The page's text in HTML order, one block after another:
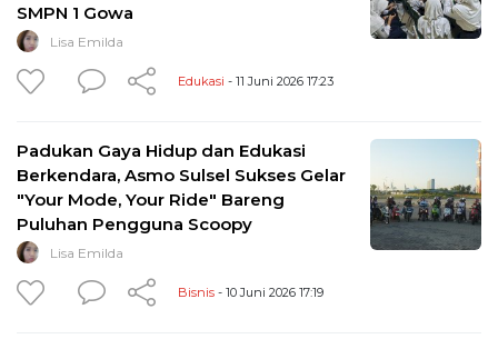
SMPN 1 Gowa
Lisa Emilda
Edukasi - 11 Juni 2026 17:23
Padukan Gaya Hidup dan Edukasi
Berkendara, Asmo Sulsel Sukses Gelar
"Your Mode, Your Ride" Bareng
Puluhan Pengguna Scoopy
Lisa Emilda
Bisnis - 10 Juni 2026 17:19